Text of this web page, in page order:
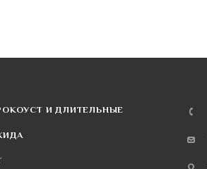
И ДЛИТЕЛЬНЫЕ